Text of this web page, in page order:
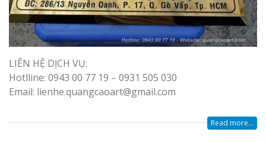
LIÊN HỆ DỊCH VỤ:
Hotlline: 0943 00 77 19 – 0931 505 030
Email: lienhe.quangcaoart@gmail.com
Read more...